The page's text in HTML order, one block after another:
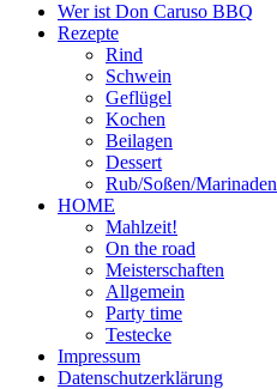
Wer ist Don Caruso BBQ
Rezepte
Rind
Schwein
Geflügel
Kochen
Beilagen
Dessert
Rub/Soßen/Marinaden
HOME
Mahlzeit!
On the road
Meisterschaften
Allgemein
Party time
Testecke
Impressum
Datenschutzerklärung